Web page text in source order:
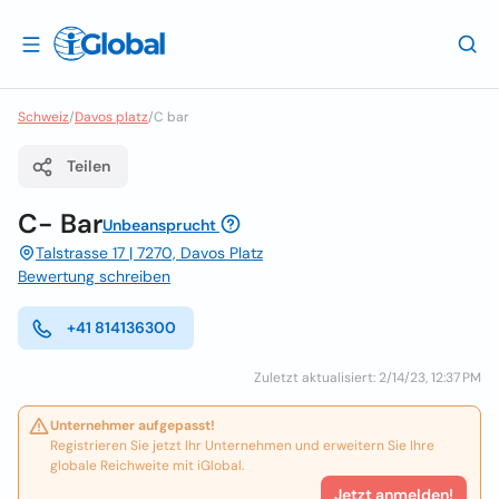
Schweiz/Davos platz/C bar
Teilen
C- BarUnbeansprucht
Talstrasse 17 | 7270, Davos Platz
Bewertung schreiben
+41 814136300
Zuletzt aktualisiert: 2/14/23, 12:37 PM
Unternehmer aufgepasst!
Registrieren Sie jetzt Ihr Unternehmen und erweitern Sie Ihre
globale Reichweite mit iGlobal.
Jetzt anmelden!